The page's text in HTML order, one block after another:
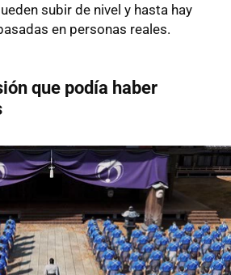
subir de nivel y hasta hay
en personas reales.
que podía haber